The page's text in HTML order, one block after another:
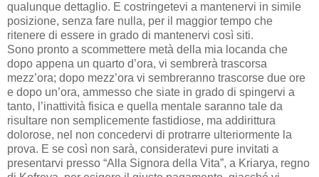
qualunque dettaglio. E costringetevi a mantenervi in simile
posizione, senza fare nulla, per il maggior tempo che
ritenere di essere in grado di mantenervi così siti.
Sono pronto a scommettere metà della mia locanda che
dopo appena un quarto d’ora, vi sembrerà trascorsa
mezz’ora; dopo mezz’ora vi sembreranno trascorse due ore
e dopo un’ora, ammesso che siate in grado di spingervi a
tanto, l’inattività fisica e quella mentale saranno tale da
risultare non semplicemente fastidiose, ma addirittura
dolorose, nel non concedervi di protrarre ulteriormente la
prova. E se così non sarà, consideratevi pure invitati a
presentarvi presso “Alla Signora della Vita”, a Kriarya, regno